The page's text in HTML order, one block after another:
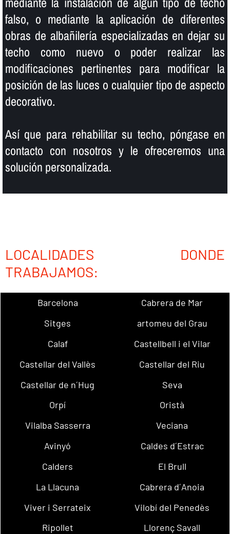
falso, o mediante la aplicación de diferentes
obras de albañilerí­a especializadas en dejar su
techo como nuevo o poder realizar las
modificaciones pertinentes para modificar la
posición de las luces o cualquier tipo de aspecto
decorativo.
Así­ que para rehabilitar su techo, póngase en
contacto con nosotros y le ofreceremos una
solución personalizada.
LOCALIDADES DONDE
TRABAJAMOS:
Barcelona
Cabrera de Mar
Sitges
artomeu del Grau
Calaf
Castellbell i el Vilar
Castellar del Vallès
Castellar del Riu
Castellar de n´Hug
Seva
Orpí
Oristà
Vilalba Sasserra
Veciana
Avinyó
Caldes d´Estrac
Calders
El Brull
La Llacuna
Cabrera d´Anoia
Viver i Serrateix
Vilobí del Penedès
Ripollet
Llorenç Savall